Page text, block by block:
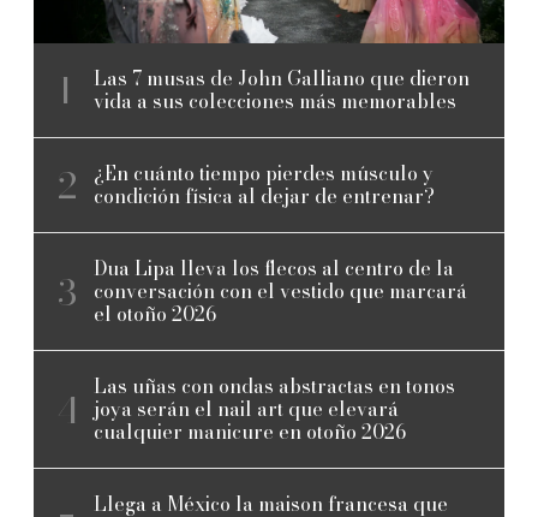
Las 7 musas de John Galliano que dieron
vida a sus colecciones más memorables
¿En cuánto tiempo pierdes músculo y
condición física al dejar de entrenar?
Dua Lipa lleva los flecos al centro de la
conversación con el vestido que marcará
el otoño 2026
Las uñas con ondas abstractas en tonos
joya serán el nail art que elevará
cualquier manicure en otoño 2026
Llega a México la maison francesa que